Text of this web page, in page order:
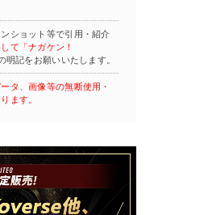
ショット等で引用・紹介
て「ナガケン！
明記をお願いいたします。
タ、画像等の無断使用・
ます。